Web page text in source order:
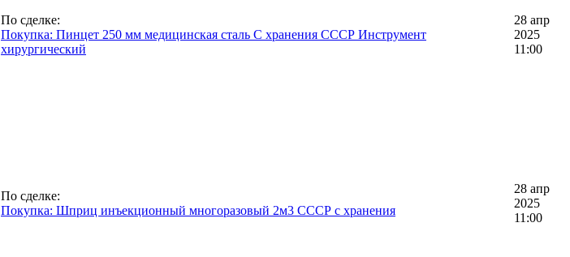
По сделке:
Покупка: Пинцет 250 мм медицинская сталь С хранения СССР Инструмент
хирургический
28 апр
2025
11:00
По сделке:
Покупка: Шприц инъекционный многоразовый 2м3 СССР с хранения
28 апр
2025
11:00